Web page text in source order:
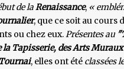
de laRenaissance, «
, que ce soit au cours
ou chez eux.Présentes au
la Tapisserie, des Arts
Tournai, elles ont été classées